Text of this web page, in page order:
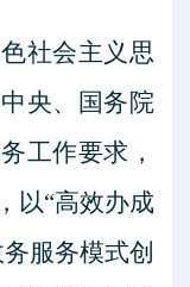
社会主义思
央、国务院
工作要求，
以“高效办成
服务模式创